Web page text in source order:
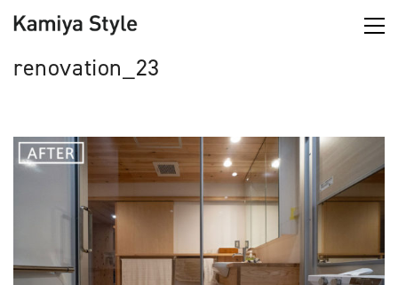
renovation_23